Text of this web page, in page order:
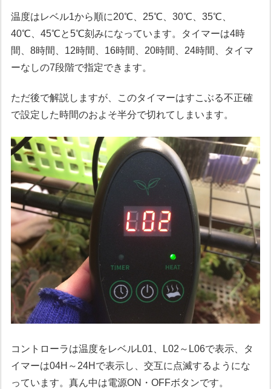
温度はレベル1から順に20℃、25℃、30℃、35℃、
40℃、45℃と5℃刻みになっています。タイマーは4時
間、8時間、12時間、16時間、20時間、24時間、タイマ
ーなしの7段階で指定できます。
ただ後で解説しますが、このタイマーはすこぶる不正確
で設定した時間のおよそ半分で切れてしまいます。
コントローラは温度をレベルL01、L02～L06で表示、タ
イマーは04H～24Hで表示し、交互に点滅するようにな
っています。真ん中は電源ON・OFFボタンです。